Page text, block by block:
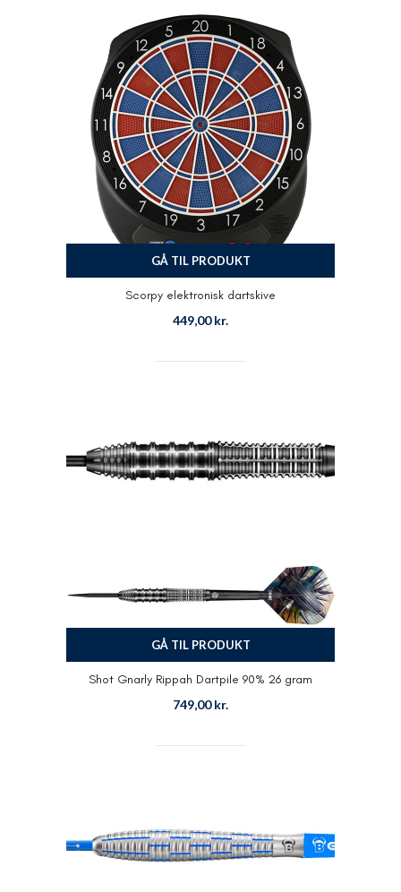
GÅ TIL PRODUKT
Scorpy elektronisk dartskive
449,00kr.
GÅ TIL PRODUKT
Shot Gnarly Rippah Dartpile 90% 26 gram
749,00kr.